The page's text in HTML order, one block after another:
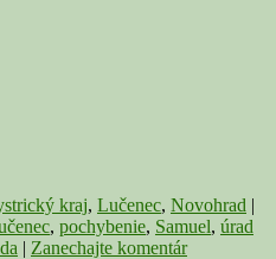
kraj, Lučenec, Novohrad |
, pochybenie, Samuel, úrad
| Zanechajte komentár